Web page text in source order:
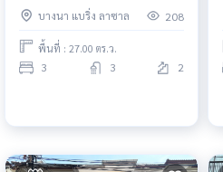
(FOR SALE) POON206
บางนา แบริ่ง ลาซาล 208
พื้นที่ : 27.00 ตร.ว.
3 3 2